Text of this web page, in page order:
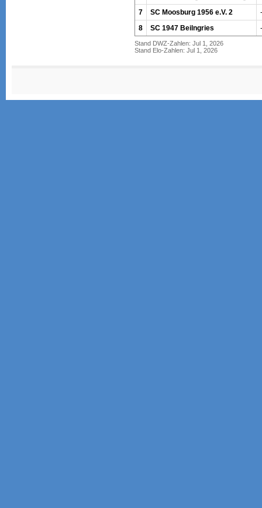
7
SC Moosburg 1956 e.V. 2
-
8
SC 1947 Beilngries -
Stand DWZ-Zahlen: Jul 1, 2026
Stand Elo-Zahlen: Jul 1, 2026